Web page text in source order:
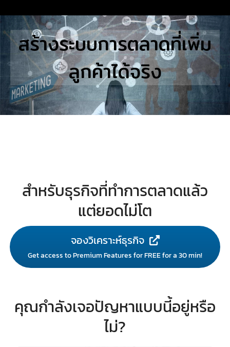
to
content
STUDIES
Search
for:สร้างระบบการตลาดที่เพิ่ม
ลูกค้าได้จริง
สำหรับธุรกิจที่ทำการตลาดแล้ว
แต่ยอดไม่โต
จองวิเคราะห์ธุรกิจ
Get access to Premium Features for FREE for a 30 min!
คุณกำลังเจอปัญหาแบบนี้อยู่หรือ
ไม่?